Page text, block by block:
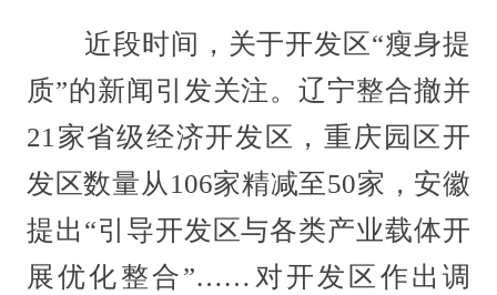
近段时间，关于开发区“瘦身提
质”的新闻引发关注。辽宁整合撤并
21家省级经济开发区，重庆园区开
发区数量从106家精减至50家，安徽
提出“引导开发区与各类产业载体开
展优化整合”……对开发区作出调